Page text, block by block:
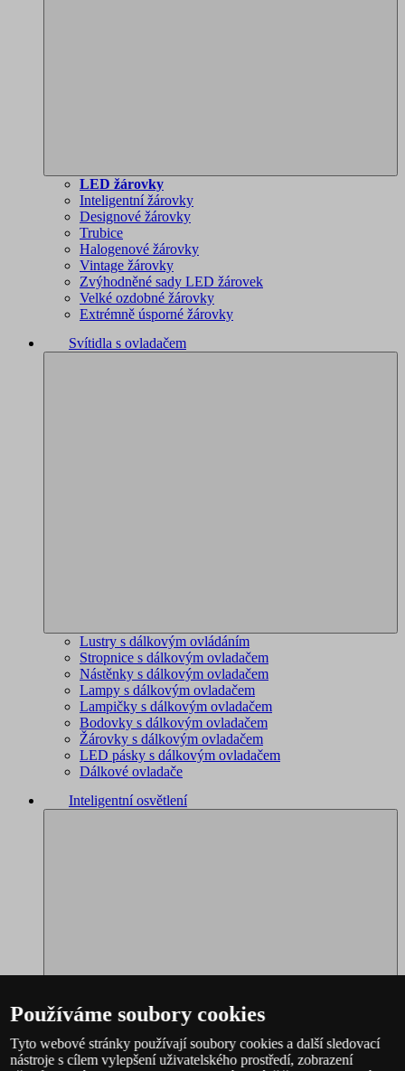
LED žárovky
Inteligentní žárovky
Designové žárovky
Trubice
Halogenové žárovky
Vintage žárovky
Zvýhodněné sady LED žárovek
Velké ozdobné žárovky
Extrémně úsporné žárovky
Svítidla s ovladačem
Lustry s dálkovým ovládáním
Stropnice s dálkovým ovladačem
Nástěnky s dálkovým ovladačem
Lampy s dálkovým ovladačem
Lampičky s dálkovým ovladačem
Bodovky s dálkovým ovladačem
Žárovky s dálkovým ovladačem
LED pásky s dálkovým ovladačem
Dálkové ovladače
Inteligentní osvětlení
Používáme soubory cookies
Tyto webové stránky používají soubory cookies a další sledovací
nástroje s cílem vylepšení uživatelského prostředí, zobrazení